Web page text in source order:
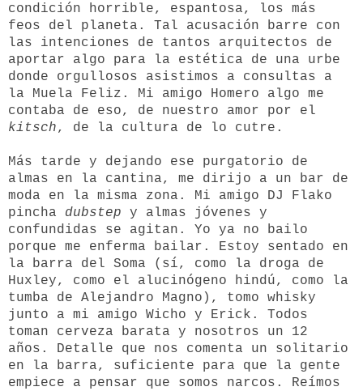
condición horrible, espantosa, los más
feos del planeta. Tal acusación barre con
las intenciones de tantos arquitectos de
aportar algo para la estética de una urbe
donde orgullosos asistimos a consultas a
la Muela Feliz. Mi amigo Homero algo me
contaba de eso, de nuestro amor por el
kitsch, de la cultura de lo cutre.
Más tarde y dejando ese purgatorio de
almas en la cantina, me dirijo a un bar de
moda en la misma zona. Mi amigo DJ Flako
pincha dubstep y almas jóvenes y
confundidas se agitan. Yo ya no bailo
porque me enferma bailar. Estoy sentado en
la barra del Soma (sí, como la droga de
Huxley, como el alucinógeno hindú, como la
tumba de Alejandro Magno), tomo whisky
junto a mi amigo Wicho y Erick. Todos
toman cerveza barata y nosotros un 12
años. Detalle que nos comenta un solitario
en la barra, suficiente para que la gente
empiece a pensar que somos narcos. Reímos